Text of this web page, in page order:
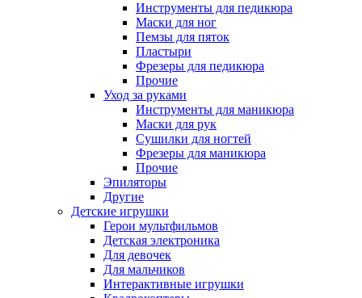
Инструменты для педикюра
Маски для ног
Пемзы для пяток
Пластыри
Фрезеры для педикюра
Прочие
Уход за руками
Инструменты для маникюра
Маски для рук
Сушилки для ногтей
Фрезеры для маникюра
Прочие
Эпиляторы
Другие
Детские игрушки
Герои мультфильмов
Детская электроника
Для девочек
Для мальчиков
Интерактивные игрушки